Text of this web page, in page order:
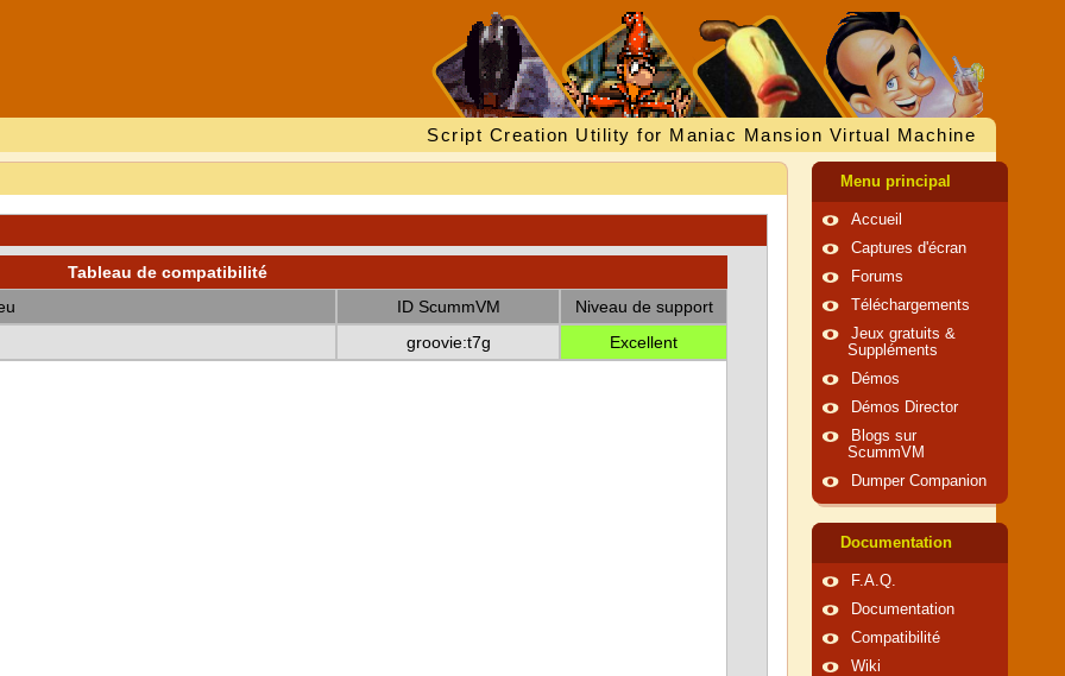
Script Creation Utility for Maniac Mansion Virtual Machine
Tableau de compatibilité
ID ScummVM
Niveau de support
groovie:t7g Excellent
Menu principal
Accueil
Captures d'écran
Forums
Téléchargements
Jeux gratuits &
Suppléments
Démos
Démos Director
Blogs sur
ScummVM
Dumper Companion
Documentation
F.A.Q.
Documentation
Compatibilité
Wiki